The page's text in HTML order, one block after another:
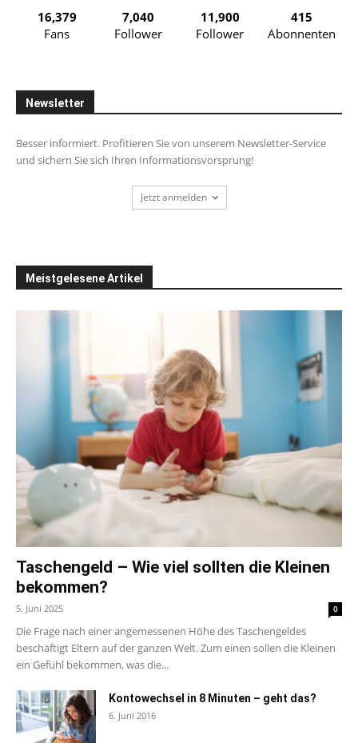
16,379
Fans
7,040
Follower
11,900
Follower
415
Abonnenten
Newsletter
Besser informiert. Profitieren Sie von unserem Newsletter-Service
und sichern Sie sich Ihren Informationsvorsprung!
Jetzt anmelden
Meistgelesene Artikel
Taschengeld – Wie viel sollten die Kleinen
bekommen?
5. Juni 2025 0
Die Frage nach einer angemessenen Höhe des Taschengeldes
beschäftigt Eltern auf der ganzen Welt. Zum einen sollen die Kleinen
ein Gefühl bekommen, was die...
Kontowechsel in 8 Minuten – geht das?
6. Juni 2016